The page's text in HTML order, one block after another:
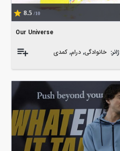
8.5 /10
Our Universe
ژانر: خانوادگی, درام, کمدی